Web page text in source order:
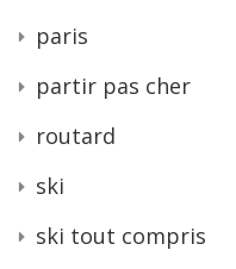
paris
partir pas cher
routard
ski
ski tout compris